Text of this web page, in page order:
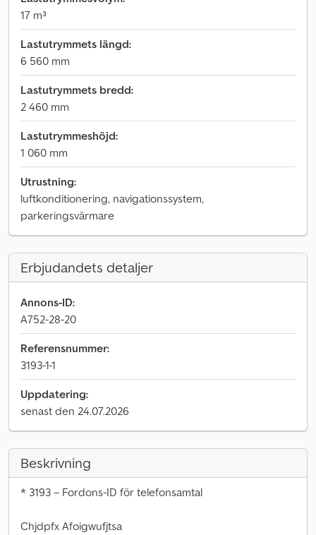
17 m³
Lastutrymmets längd:
6 560 mm
Lastutrymmets bredd:
2 460 mm
Lastutrymmeshöjd:
1 060 mm
Utrustning:
luftkonditionering, navigationssystem,
parkeringsvärmare
Erbjudandets detaljer
Annons-ID:
A752-28-20
Referensnummer:
3193-1-1
Uppdatering:
senast den 24.07.2026
Beskrivning
* 3193 – Fordons-ID för telefonsamtal
Chjdpfx Afoigwufjtsa